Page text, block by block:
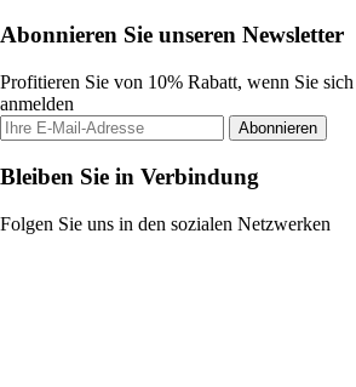
Abonnieren Sie unseren Newsletter
Profitieren Sie von 10% Rabatt, wenn Sie
anmelden
Abonnieren
Bleiben Sie in Verbindung
Folgen Sie uns in den sozialen Netzwerken